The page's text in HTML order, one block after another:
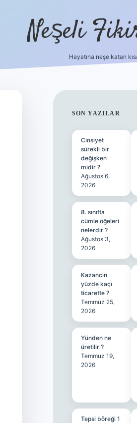
Neşeli
Hayatına neşe katan
SON YAZILAR
Cinsiyet
sürekli bir
değişken
midir ?
Ağustos 6,
2026
8. sınıfta
cümle öğeleri
nelerdir ?
Ağustos 3,
2026
Kazancın
yüzde kaçı
ticarette ?
Temmuz 25,
2026
Yünden ne
üretilir ?
Temmuz 19,
2026
Tepsi böreği 1